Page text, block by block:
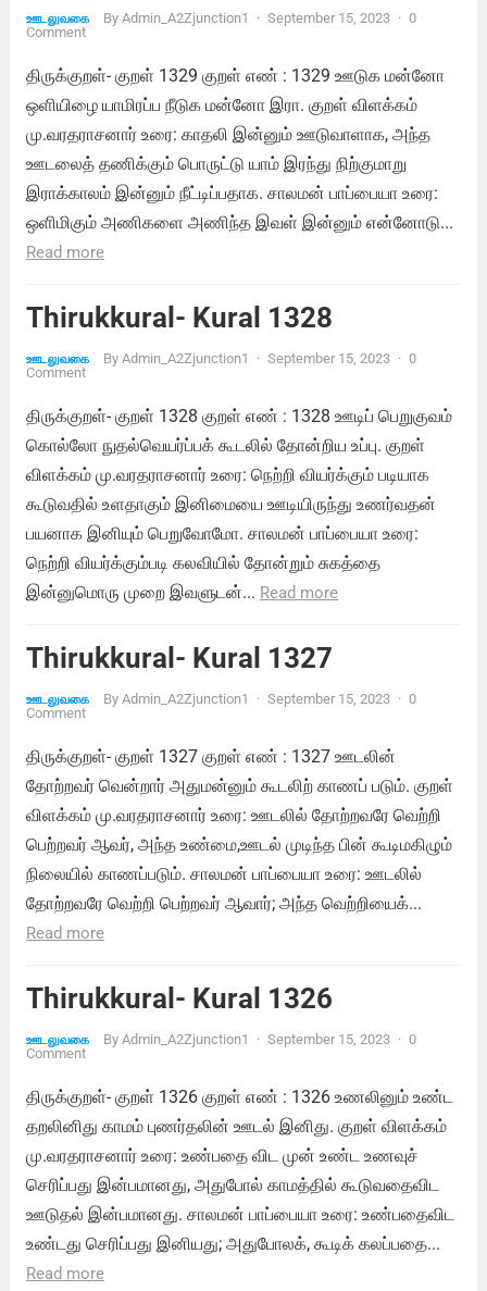
ஊடலுவகை By Admin_A2Zjunction1 · September 15, 2023 · 0
Comment
திருக்குறள்- குறள் 1329 குறள் எண் : 1329 ஊடுக மன்னோ
ஒளியிழை யாமிரப்ப நீடுக மன்னோ இரா. குறள் விளக்கம்
மு.வரதராசனார் உரை: காதலி இன்னும் ஊடுவாளாக, அந்த
ஊடலைத் தணிக்கும் பொருட்டு யாம் இரந்து நிற்குமாறு
இராக்காலம் இன்னும் நீட்டிப்பதாக. சாலமன் பாப்பையா உரை:
ஒளிமிகும் அணிகளை அணிந்த இவள் இன்னும் என்னோடு...
Read more
Thirukkural- Kural 1328
ஊடலுவகை By Admin_A2Zjunction1 · September 15, 2023 · 0
Comment
திருக்குறள்- குறள் 1328 குறள் எண் : 1328 ஊடிப் பெறுகுவம்
கொல்லோ நுதல்வெயர்ப்பக் கூடலில் தோன்றிய உப்பு. குறள்
விளக்கம் மு.வரதராசனார் உரை: நெற்றி வியர்க்கும் படியாக
கூடுவதில் உளதாகும் இனிமையை ஊடியிருந்து உணர்வதன்
பயனாக இனியும் பெறுவோமோ. சாலமன் பாப்பையா உரை:
நெற்றி வியர்க்கும்படி கலவியில் தோன்றும் சுகத்தை
இன்னுமொரு முறை இவளுடன்... Read more
Thirukkural- Kural 1327
ஊடலுவகை By Admin_A2Zjunction1 · September 15, 2023 · 0
Comment
திருக்குறள்- குறள் 1327 குறள் எண் : 1327 ஊடலின்
தோற்றவர் வென்றார் அதுமன்னும் கூடலிற் காணப் படும். குறள்
விளக்கம் மு.வரதராசனார் உரை: ஊடலில் தோற்றவரே வெற்றி
பெற்றவர் ஆவர், அந்த உண்மை,ஊடல் முடிந்த பின் கூடிமகிழும்
நிலையில் காணப்படும். சாலமன் பாப்பையா உரை: ஊடலில்
தோற்றவரே வெற்றி பெற்றவர் ஆவார்; அந்த வெற்றியைக்...
Read more
Thirukkural- Kural 1326
ஊடலுவகை By Admin_A2Zjunction1 · September 15, 2023 · 0
Comment
திருக்குறள்- குறள் 1326 குறள் எண் : 1326 உணலினும் உண்ட
தறலினிது காமம் புணர்தலின் ஊடல் இனிது. குறள் விளக்கம்
மு.வரதராசனார் உரை: உண்பதை விட முன் உண்ட உணவுச்
செரிப்பது இன்பமானது, அதுபோல் காமத்தில் கூடுவதைவிட
ஊடுதல் இன்பமானது. சாலமன் பாப்பையா உரை: உண்பதைவிட
உண்டது செரிப்பது இனியது; அதுபோலக், கூடிக் கலப்பதை...
Read more